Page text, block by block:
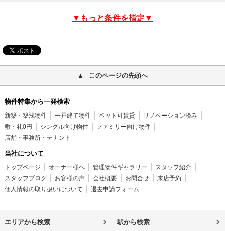
▼もっと条件を指定▼
このページの先頭へ
物件特集から一発検索
新築・築浅物件 一戸建て物件 ペット可賃貸
リノベーション済み
敷・礼0円
シングル向け物件
ファミリー向け物件
店舗・事務所・テナント
当社について
トップページ オーナー様へ 管理物件ギャラリー
スタッフ紹介
スタッフブログ
お客様の声 会社概要 お問合せ
来店予約
個人情報の取り扱いについて
退去申請フォーム
エリアから検索 駅から検索